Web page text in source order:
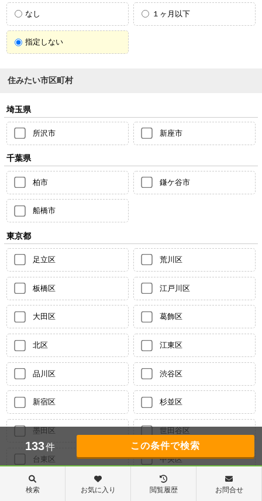
なし １ヶ月以下
指定しない
住みたい市区町村
埼玉県
所沢市 新座市
千葉県
柏市 鎌ケ谷市
船橋市
東京都
足立区 荒川区
板橋区 江戸川区
大田区 葛飾区
北区 江東区
品川区 渋谷区
新宿区 杉並区
墨田区 世田谷区
台東区 中央区
千代田区 豊島区
133件
検索 お気に入り 閲覧履歴 お問合せ